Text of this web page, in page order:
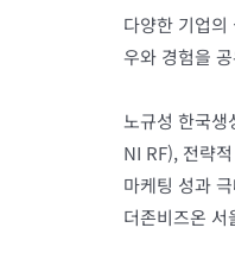
다양한 기업
우와 경험을
노규성 한국생
NI RF), 전략
마케팅 성과
더존비즈온